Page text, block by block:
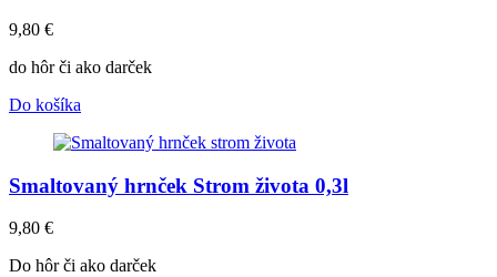
9,80 €
do hôr či ako darček
Do košíka
Smaltovaný hrnček Strom života 0,3l
9,80 €
Do hôr či ako darček